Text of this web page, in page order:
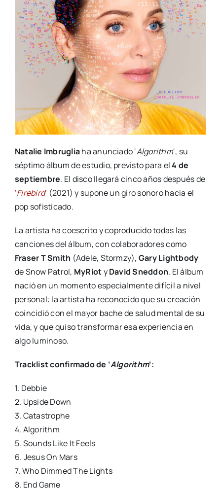
Natalie Imbrugliaha anunciado ‘Algorithm‘, su
séptimo álbum de estudio, previsto para el4 de
septiembre. El disco llegará cinco años después de
‘Firebird‘ (2021) y supone un giro sonoro hacia el
pop sofisticado.
La artista ha coescrito y coproducido todas las
canciones del álbum, con colaboradores como
Fraser T Smith (Adele, Stormzy), Gary Lightbody
de Snow Patrol, MyRiotyDavid Sneddon. El álbum
nació en un momento especialmente difícil a nivel
personal: la artista ha reconocido que su creación
coincidió con el mayor bache de salud mental de su
vida, y que quiso transformar esa experiencia en
algo luminoso.
Tracklist confirmado de ‘Algorithm‘:
1. Debbie
2. Upside Down
3. Catastrophe
4. Algorithm
5. Sounds Like It Feels
6. Jesus On Mars
7. Who Dimmed The Lights
8. End Game